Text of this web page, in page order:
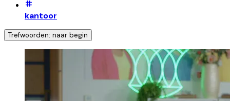
kantoor
Trefwoorden: naar begin